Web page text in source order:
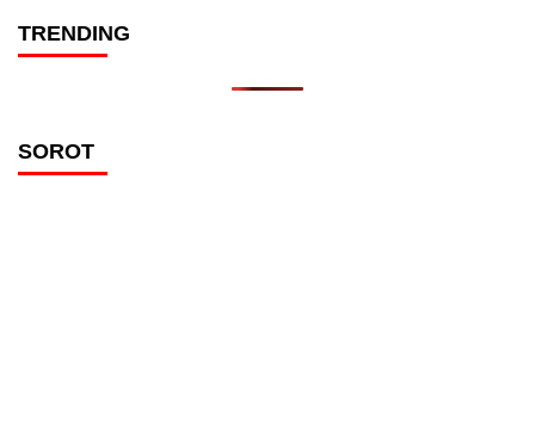
TRENDING
SOROT